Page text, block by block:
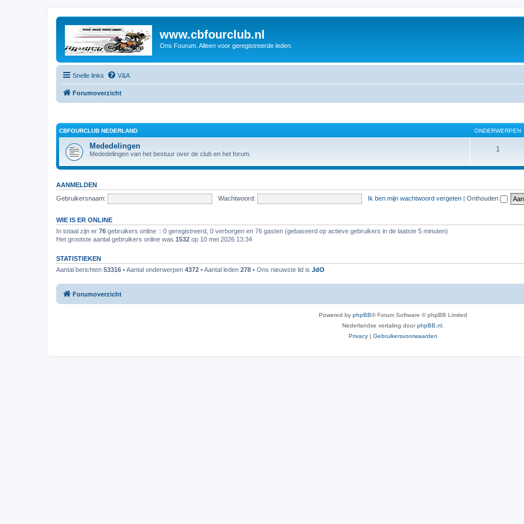
www.cbfourclub.nl
Ons Fourum. Alleen voor geregistreerde leden.
Snelle links V&A
Forumoverzicht
CBFOURCLUB NEDERLAND ONDERWERPEN
Mededelingen
Mededelingen van het bestuur over de club en het forum.
1
AANMELDEN
Gebruikersnaam:
Wachtwoord: Ik ben mijn wachtwoord vergeten | Onthouden
WIE IS ER ONLINE
In totaal zijn er 76 gebruikers online :: 0 geregistreerd, 0 verborgen en 76 gasten (gebaseerd op actieve gebruikers in de laatste 5 minuten)
Het grootste aantal gebruikers online was 1532 op 10 mei 2026 13:34
STATISTIEKEN
Aantal berichten 53316 • Aantal onderwerpen 4372 • Aantal leden 278 • Ons nieuwste lid is JdO
Forumoverzicht
Powered by phpBB® Forum Software © phpBB Limited
Nederlandse vertaling doorphpBB.nl
Privacy | Gebruikersvoorwaarden